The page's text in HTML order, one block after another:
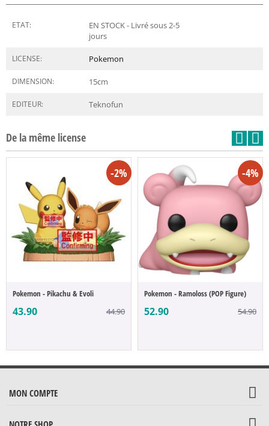
ETAT:
EN STOCK - Livré sous 2-5
jours
LICENSE: Pokemon
DIMENSION: 15cm
EDITEUR: Teknofun
De la même license
-2%
Pokemon - Pikachu & Evoli
43.90 44.90
-4%
Pokemon - Ramoloss (POP Figure)
52.90 54.90
MON COMPTE